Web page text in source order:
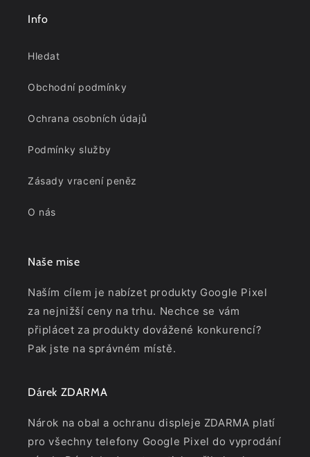
Info
Hledat
Obchodní podmínky
Ochrana osobních údajů
Podmínky služby
Zásady vracení peněz
O nás
Naše mise
Naším cílem je nabízet produkty Google Pixel
za nejnižší ceny na trhu. Nechce se vám
připlácet za produkty dovážené konkurencí?
Pak jste na správném místě.
Dárek ZDARMA
Nárok na obal a ochranu displeje ZDARMA platí
pro všechny telefony Google Pixel do vyprodání